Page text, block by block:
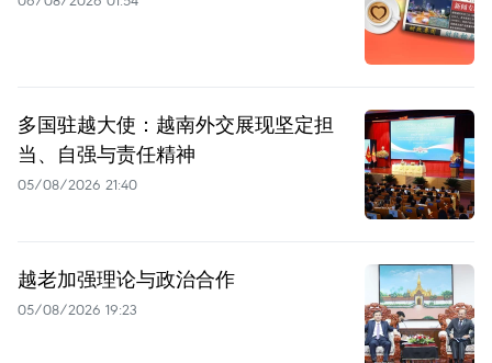
多国驻越大使：越南外交展现坚定担
当、自强与责任精神
05/08/2026 21:40
越老加强理论与政治合作
05/08/2026 19:23